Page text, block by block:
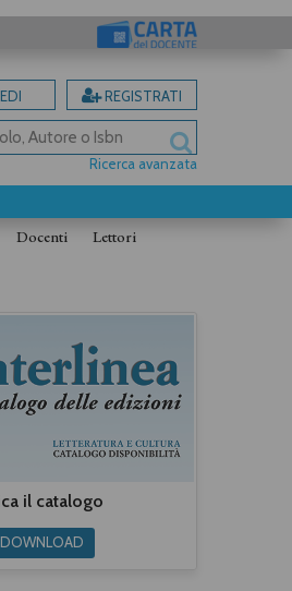
REGISTRATI
Ricerca avanzata
Docenti Lettori
il catalogo